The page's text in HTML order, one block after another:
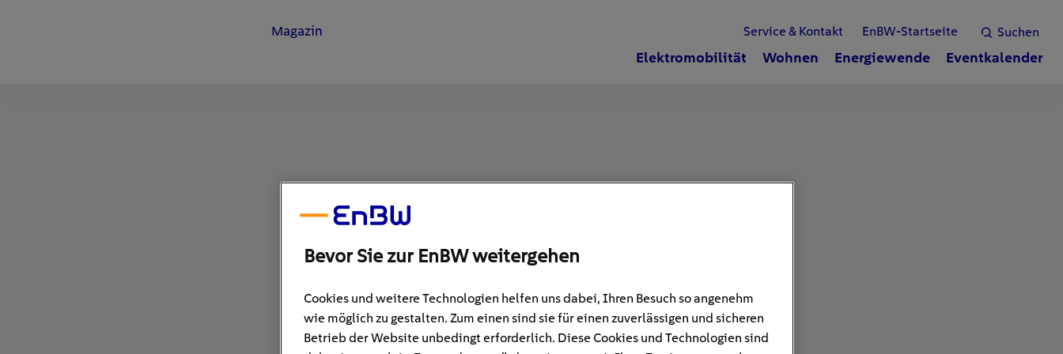
Magazin Suchen
Service & Kontakt EnBW-Startseite
Elektromobilität Wohnen Energiewende Eventkalender
Bevor Sie zur EnBW weitergehen
Cookies und weitere Technologien helfen uns dabei, Ihren Besuch so angenehm
wie möglich zu gestalten. Zum einen sind sie für einen zuverlässigen und sicheren
Betrieb der Website unbedingt erforderlich. Diese Cookies und Technologien sind